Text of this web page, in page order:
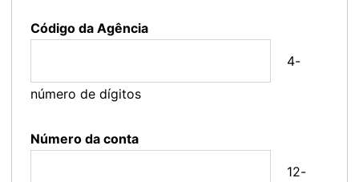
Código da Agência
4-
número de dígitos
Número da conta
12-